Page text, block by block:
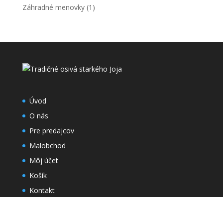
Záhradné menovky (1)
Úvod
O nás
Pre predajcov
Malobchod
Môj účet
Košík
Kontakt